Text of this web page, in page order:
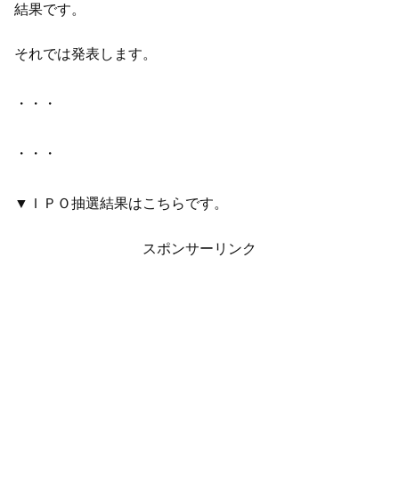
結果です。
それでは発表します。
・・・
・・・
▼ＩＰＯ抽選結果はこちらです。
スポンサーリンク